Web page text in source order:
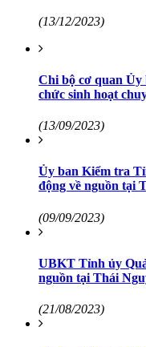
(13/12/2023)
Chi bộ cơ quan
chức sinh hoạt
(13/09/2023)
Ủy ban Kiểm tra
động về nguồn tại
(09/09/2023)
UBKT Tỉnh ủy
nguồn tại Thái
(21/08/2023)